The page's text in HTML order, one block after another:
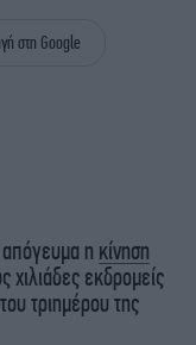
στη Google
η κίνηση
χιλιάδες εκδρομείς
τριημέρου της